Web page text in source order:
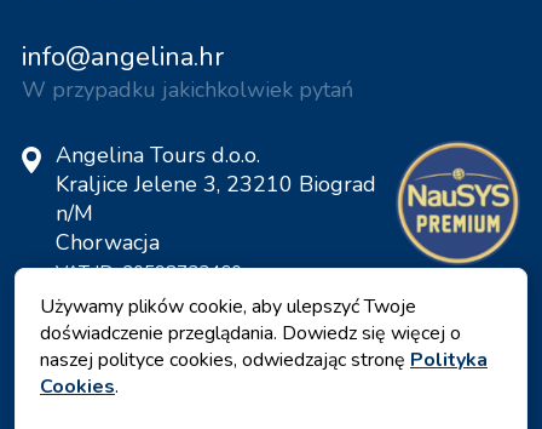
info@angelina.hr
W przypadku jakichkolwiek pytań
Angelina Tours d.o.o.
Kraljice Jelene 3, 23210 Biograd
n/M
Chorwacja
VAT ID: 20598733460
ID: HR-AB-23-060130534, MB:
0650676
Używamy plików cookie, aby ulepszyć Twoje
doświadczenie przeglądania. Dowiedz się więcej o
naszej polityce cookies, odwiedzając stronę Polityka
Cookies.